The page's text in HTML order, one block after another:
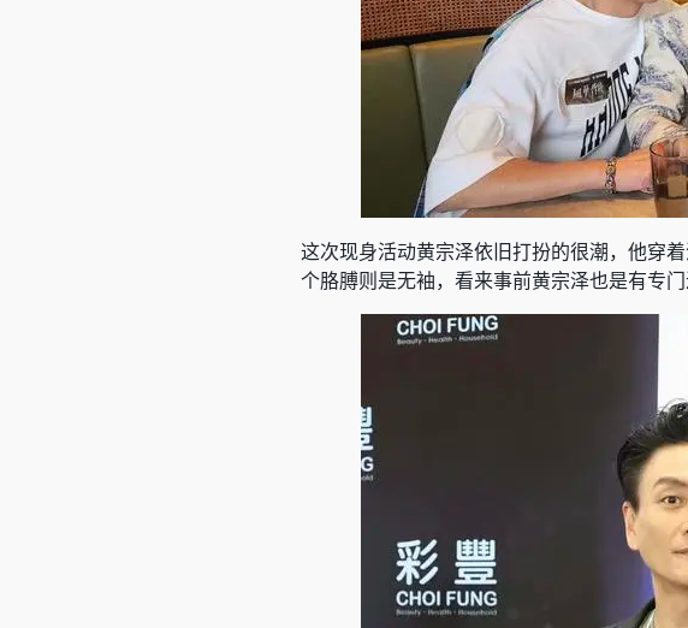
这次现身活动黄宗泽依旧打扮的很潮，他穿
个胳膊则是无袖，看来事前黄宗泽也是有专